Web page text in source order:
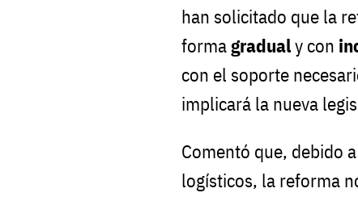
han solicitado que la
formagradualy con
con el soporte
implicará la nueva
Comentó que, debido
logísticos, la reforma